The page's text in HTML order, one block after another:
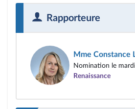
Rapporteure
Mme Constance
Nomination le
Renaissance